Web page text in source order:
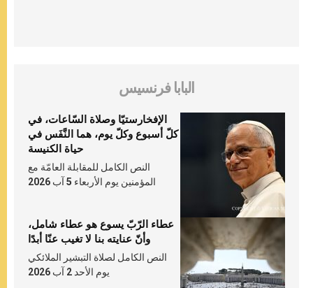
البابا فرنسيس
الإفخارستيّا وصلاة السّاعات، في
كلّ أسبوع وكلّ يوم، هما النَّفَس في
حياة الكنيسة
النص الكامل للمقابلة العامّة مع
المؤمنين يوم الأربعاء 5 آب 2026
عطاء الرّبّ يسوع هو عطاء شامل،
وأنّ عنايته بنا لا تغيب عنّا أبدًا
النص الكامل لصلاة التبشير الملائكي
يوم الأحد 2 آب 2026